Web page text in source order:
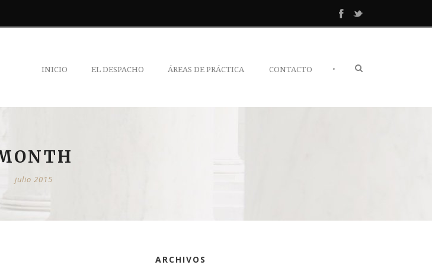
INICIO EL DESPACHO ÁREAS DE PRÁCTICA CONTACTO •
julio 2015
ARCHIVOS